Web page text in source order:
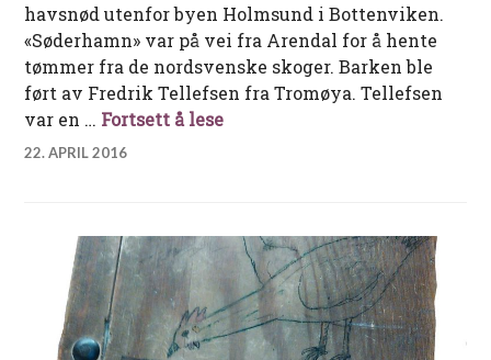
havsnød utenfor byen Holmsund i Bottenviken.
«Søderhamn» var på vei fra Arendal for å hente
tømmer fra de nordsvenske skoger. Barken ble
ført av Fredrik Tellefsen fra Tromøya. Tellefsen
var en … Fortsett å leseSøderhamns siste seilas
22. APRIL 2016